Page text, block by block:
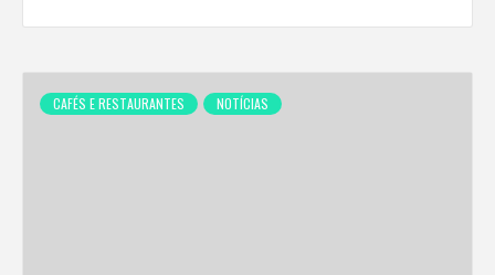
CAFÉS E RESTAURANTES NOTÍCIAS